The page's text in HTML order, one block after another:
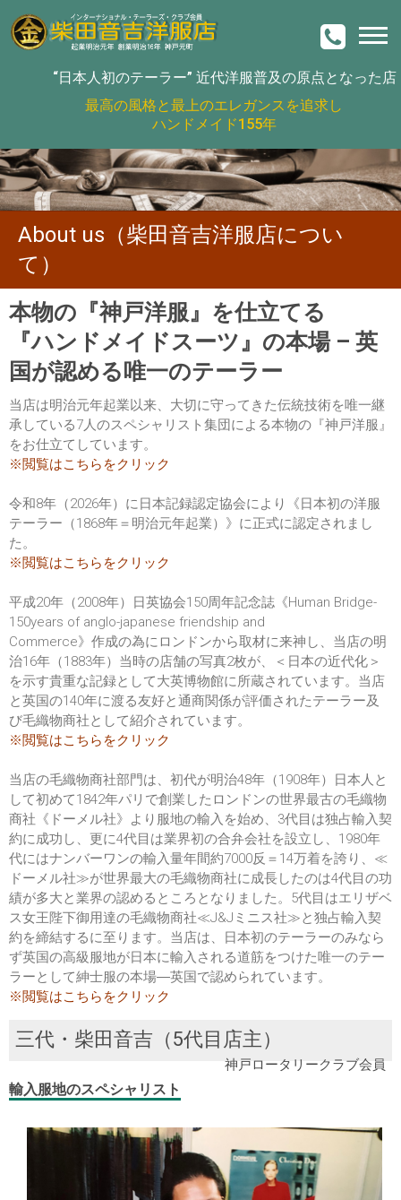
“日本人初のテーラー” 近代洋服普及の原点となった店
最高の風格と最上のエレガンスを追求し
ハンドメイド155年
About us（柴田音吉洋服店につい
て）
本物の『神戸洋服』を仕立てる
『ハンドメイドスーツ』の本場 – 英
国が認める唯一のテーラー
当店は明治元年起業以来、大切に守ってきた伝統技術を唯一継
承している7人のスペシャリスト集団による本物の『神戸洋服』
をお仕立てしています。
※閲覧はこちらをクリック
令和8年（2026年）に日本記録認定協会により《日本初の洋服
テーラー（1868年＝明治元年起業）》に正式に認定されまし
た。
※閲覧はこちらをクリック
平成20年（2008年）日英協会150周年記念誌《Human Bridge-
150years of anglo-japanese friendship and
Commerce》作成の為にロンドンから取材に来神し、当店の明
治16年（1883年）当時の店舗の写真2枚が、＜日本の近代化＞
を示す貴重な記録として大英博物館に所蔵されています。当店
と英国の140年に渡る友好と通商関係が評価されたテーラー及
び毛織物商社として紹介されています。
※閲覧はこちらをクリック
当店の毛織物商社部門は、初代が明治48年（1908年）日本人と
して初めて1842年パリで創業したロンドンの世界最古の毛織物
商社《ドーメル社》より服地の輸入を始め、3代目は独占輸入契
約に成功し、更に4代目は業界初の合弁会社を設立し、1980年
代にはナンバーワンの輸入量年間約7000反＝14万着を誇り、≪
ドーメル社≫が世界最大の毛織物商社に成長したのは4代目の功
績が多大と業界の認めるところとなりました。5代目はエリザベ
ス女王陛下御用達の毛織物商社≪J&Jミニス社≫と独占輸入契
約を締結するに至ります。当店は、日本初のテーラーのみなら
ず英国の高級服地が日本に輸入される道筋をつけた唯一のテー
ラーとして紳士服の本場―英国で認められています。
※閲覧はこちらをクリック
三代・柴田音吉（5代目店主）
神戸ロータリークラブ会員
輸入服地のスペシャリスト